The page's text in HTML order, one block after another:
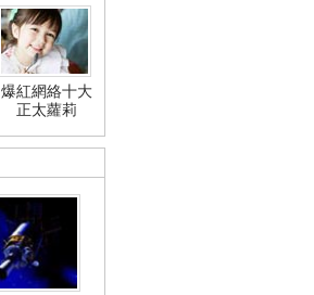
爆紅網絡十大
正太蘿莉